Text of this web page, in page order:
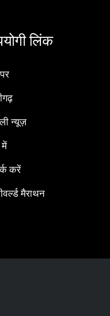
लिंक
न्यूज़
करें
मैराथन